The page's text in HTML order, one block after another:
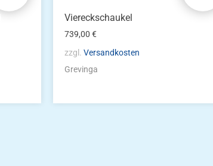
Viereckschaukel
739,00€
zzgl.Versandkosten
Grevinga